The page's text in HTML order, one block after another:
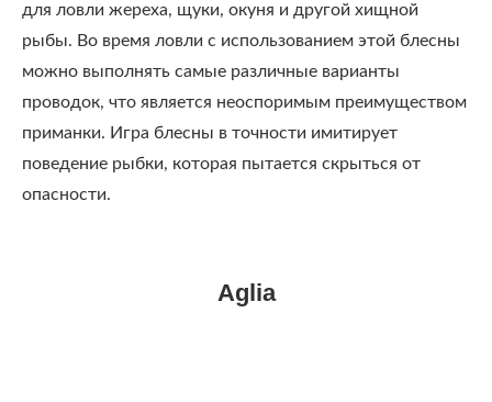
для ловли жереха, щуки, окуня и другой хищной
рыбы. Во время ловли с использованием этой блесны
можно выполнять самые различные варианты
проводок, что является неоспоримым преимуществом
приманки. Игра блесны в точности имитирует
поведение рыбки, которая пытается скрыться от
опасности.
Aglia